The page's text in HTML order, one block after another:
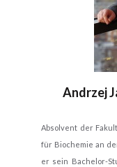
Andrzej
Absolvent der
für Biochemie an
er sein Bachelor-